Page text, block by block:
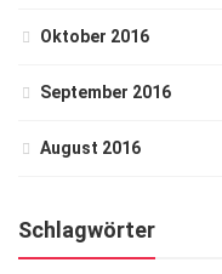
Oktober 2016
September 2016
August 2016
Schlagwörter